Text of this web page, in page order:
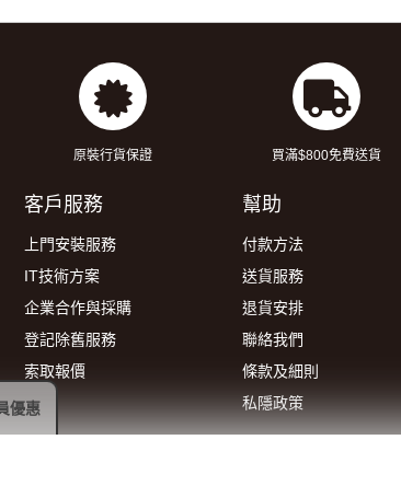
原裝行貨保證 買滿$800免費送貨
客戶服務
上門安裝服務
IT技術方案
企業合作與採購
登記除舊服務
索取報價
幫助
付款方法
送貨服務
退貨安排
聯絡我們
條款及細則
私隱政策
優惠